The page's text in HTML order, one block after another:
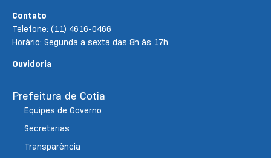
Contato
Telefone: (11) 4616-0466
Horário: Segunda a sexta das 8h às 17h
Ouvidoria
Prefeitura de Cotia
Equipes de Governo
Secretarias
Transparência